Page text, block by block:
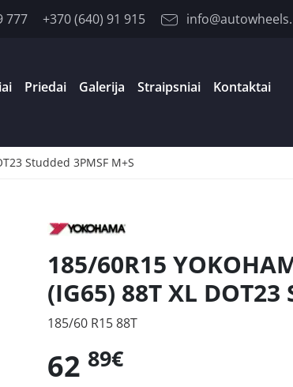
777 +370 (640) 91 915
Priedai Galerija Straipsniai Kontaktai
Studded 3PMSF M+S
185/60R15
(IG65) 88T XL
185/60 R15 88T
62 89€